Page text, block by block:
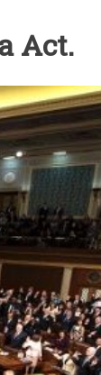
un taxi frente
Act.